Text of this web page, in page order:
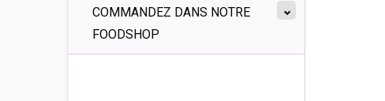
COMMANDEZ DANS NOTRE
FOODSHOP